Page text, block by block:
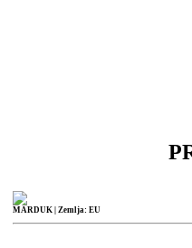
MARDUK | Zemlja: EU